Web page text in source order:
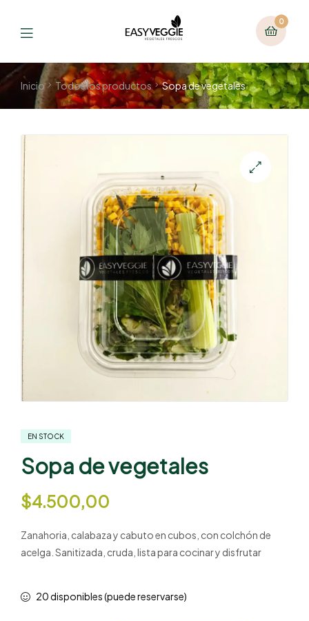
0
Inicio Todos los productos Sopa de vegetales
EN STOCK
Sopa de vegetales
$4.500,00
Zanahoria, calabaza y cabuto en cubos, con colchón de
acelga. Sanitizada, cruda, lista para cocinar y disfrutar
20 disponibles (puede reservarse)